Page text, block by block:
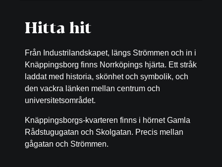
Hitta hit
Från Industrilandskapet, längs Strömmen och in i
Knäppingsborg finns Norrköpings hjärta. Ett stråk
laddat med historia, skönhet och symbolik, och
den vackra länken mellan centrum och
universitetsområdet.
Knäppingsborgs-kvarteren finns i hörnet Gamla
Rådstugugatan och Skolgatan. Precis mellan
gågatan och Strömmen.